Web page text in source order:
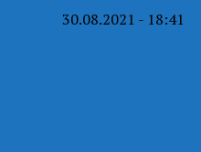
30.08.2021 - 18:41